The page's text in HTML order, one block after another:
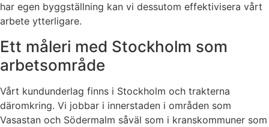
har egen byggställning kan vi dessutom effektivisera vårt
arbete ytterligare.
Ett måleri med Stockholm som
arbetsområde
Vårt kundunderlag finns i Stockholm och trakterna
däromkring. Vi jobbar i innerstaden i områden som
Vasastan och Södermalm såväl som i kranskommuner som